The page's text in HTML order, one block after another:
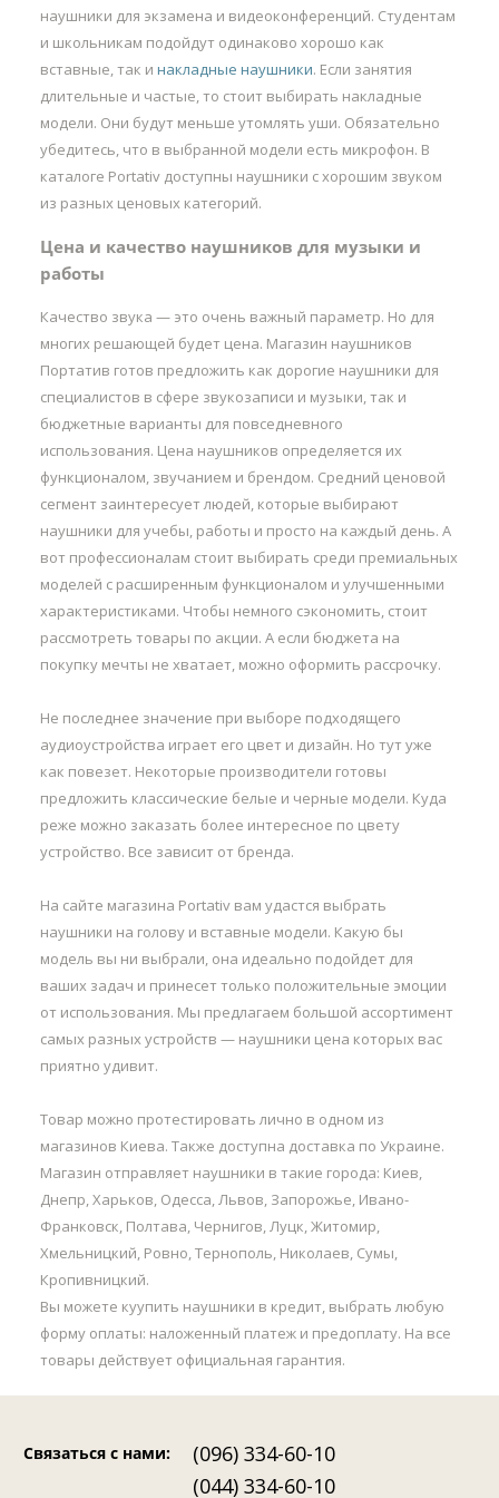
наушники для экзамена и видеоконференций. Студентам
и школьникам подойдут одинаково хорошо как
вставные, так и накладные наушники. Если занятия
длительные и частые, то стоит выбирать накладные
модели. Они будут меньше утомлять уши. Обязательно
убедитесь, что в выбранной модели есть микрофон. В
каталоге Portativ доступны наушники с хорошим звуком
из разных ценовых категорий.
Цена и качество наушников для музыки и
работы
Качество звука — это очень важный параметр. Но для
многих решающей будет цена. Магазин наушников
Портатив готов предложить как дорогие наушники для
специалистов в сфере звукозаписи и музыки, так и
бюджетные варианты для повседневного
использования. Цена наушников определяется их
функционалом, звучанием и брендом. Средний ценовой
сегмент заинтересует людей, которые выбирают
наушники для учебы, работы и просто на каждый день. А
вот профессионалам стоит выбирать среди премиальных
моделей с расширенным функционалом и улучшенными
характеристиками. Чтобы немного сэкономить, стоит
рассмотреть товары по акции. А если бюджета на
покупку мечты не хватает, можно оформить рассрочку.
Не последнее значение при выборе подходящего
аудиоустройства играет его цвет и дизайн. Но тут уже
как повезет. Некоторые производители готовы
предложить классические белые и черные модели. Куда
реже можно заказать более интересное по цвету
устройство. Все зависит от бренда.
На сайте магазина Portativ вам удастся выбрать
наушники на голову и вставные модели. Какую бы
модель вы ни выбрали, она идеально подойдет для
ваших задач и принесет только положительные эмоции
от использования. Мы предлагаем большой ассортимент
самых разных устройств — наушники цена которых вас
приятно удивит.
Товар можно протестировать лично в одном из
магазинов Киева. Также доступна доставка по Украине.
Магазин отправляет наушники в такие города: Киев,
Днепр, Харьков, Одесса, Львов, Запорожье, Ивано-
Франковск, Полтава, Чернигов, Луцк, Житомир,
Хмельницкий, Ровно, Тернополь, Николаев, Сумы,
Кропивницкий.
Вы можете куупить наушники в кредит, выбрать любую
форму оплаты: наложенный платеж и предоплату. На все
товары действует официальная гарантия.
Связаться с нами:
(096) 334-60-10
(044) 334-60-10